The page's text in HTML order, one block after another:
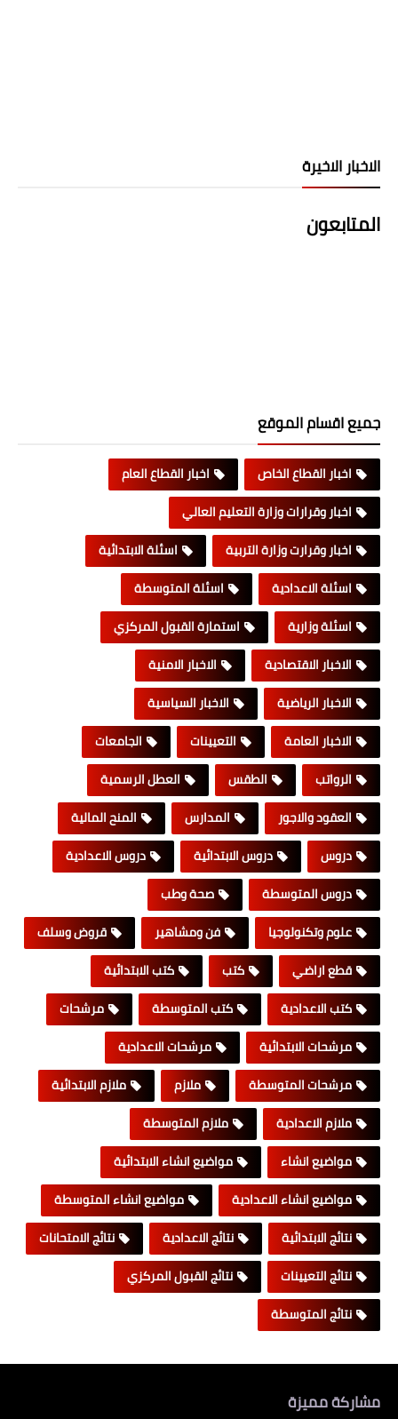
الاخبار الاخيرة
المتابعون
جميع اقسام الموقع
اخبار القطاع الخاص
اخبار القطاع العام
اخبار وقرارات وزارة التعليم العالي
اخبار وقرارت وزارة التربية
اسئلة الابتدائية
اسئلة الاعدادية
اسئلة المتوسطة
اسئلة وزارية
استمارة القبول المركزي
الاخبار الاقتصادية
الاخبار الامنية
الاخبار الرياضية
الاخبار السياسية
الاخبار العامة
التعيينات
الجامعات
الرواتب
الطقس
العطل الرسمية
العقود والاجور
المدارس
المنح المالية
دروس
دروس الابتدائية
دروس الاعدادية
دروس المتوسطة
صحة وطب
علوم وتكنولوجيا
فن ومشاهير
قروض وسلف
قطع اراضي
كتب
كتب الابتدائية
كتب الاعدادية
كتب المتوسطة
مرشحات
مرشحات الابتدائية
مرشحات الاعدادية
مرشحات المتوسطة
ملازم
ملازم الابتدائية
ملازم الاعدادية
ملازم المتوسطة
مواضيع انشاء
مواضيع انشاء الابتدائية
مواضيع انشاء الاعدادية
مواضيع انشاء المتوسطة
نتائج الابتدائية
نتائج الاعدادية
نتائج الامتحانات
نتائج التعيينات
نتائج القبول المركزي
نتائج المتوسطة
مشاركة مميزة